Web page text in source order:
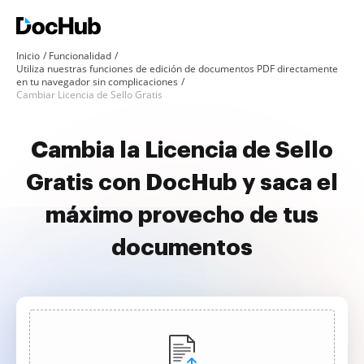
Inicio
Funcionalidad
Utiliza nuestras funciones de edición de documentos PDF directamente
en tu navegador sin complicaciones
Cambiar Licencia de Sello Gratis
Cambia la Licencia de Sello
Gratis con DocHub y saca el
máximo provecho de tus
documentos